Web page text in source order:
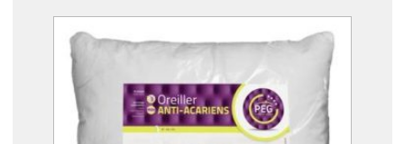
à
86,00€
plusieurs
variations.
Les
options
peuvent
être